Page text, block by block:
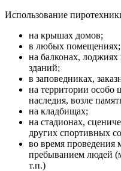
Использование
на крышах домов;
в любых помещениях;
на балконах,
зданий;
в заповедниках,
на территории особо
наследия, возле
на кладбищах;
на стадионах,
других спортивных
во время проведения
пребыванием людей
т.п.)